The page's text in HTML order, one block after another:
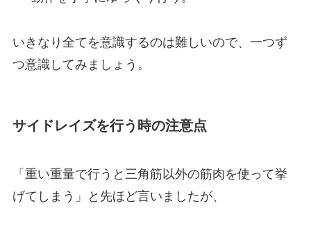
いきなり全てを意識するのは難しいので、一つず
つ意識してみましょう。
サイドレイズを行う時の注意点
「重い重量で行うと三角筋以外の筋肉を使って挙
げてしまう」と先ほど言いましたが、